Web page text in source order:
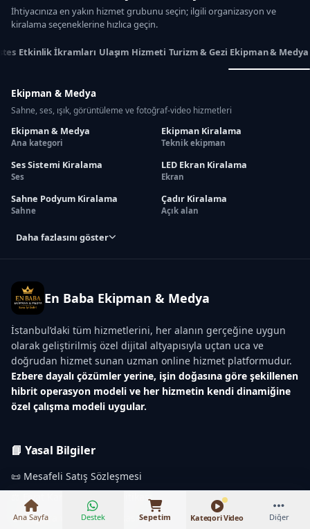
İhtiyacınıza en yakın hizmet grubunu seçin; ilgili organizasyon ve
kiralama seçeneklerine hızlıca geçin.
Etkinlik İkramları Ulaşım Hizmeti Turizm & Gezi Ekipman & Medya
Ekipman & Medya
Sahne, ses, ışık, görüntüleme ve fotoğraf-video hizmetleri
Ekipman & Medya
Ana kategori
Ekipman Kiralama
Teknik ekipman
Ses Sistemi Kiralama
Ses
LED Ekran Kiralama
Ekran
Sahne Podyum Kiralama
Sahne
Çadır Kiralama
Açık alan
Daha fazlasını göster
En Baba Ekipman & Medya
İstanbul’daki tüm hizmetlerini, her alanın gerçeğine uygun
olarak geliştirilmiş özel dijital altyapısıyla uçtan uca ve
doğrudan hizmet sunan uzman online hizmet platformudur.
Ezbere dayalı çözümler yerine, işin doğasına göre şekillenen
hibrit operasyon modeli ve her hizmetin kendi dinamiğine
özel çalışma modeli uygular.
📘 Yasal Bilgiler
📜 Mesafeli Satış Sözleşmesi
⚖️ Fiyat Karşılaştırma Politikası
💳 Kapora ve İptal Politikası
Ana Sayfa Destek Sepetim Kategori Video Diğer